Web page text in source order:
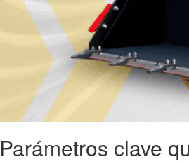
Parámetros clave